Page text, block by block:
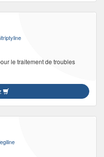
le traitement de troubles